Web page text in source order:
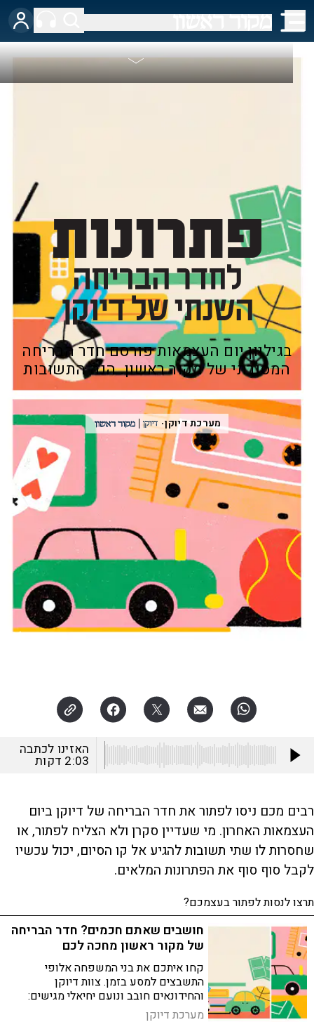
צילום:
בגיליון יום העצמאות פורסם חדר הבריחה
המסורתי של מקור ראשון. הנה התשובות
מערכת דיוקן
האזינו לכתבה
2:03 דקות
רבים מכם ניסו לפתור את חדר הבריחה של דיוקן ביום
העצמאות האחרון. מי שעדיין סקרן ולא הצליח לפתור, או
שחסרות לו שתי תשובות להגיע אל קו הסיום, יכול עכשיו
לקבל סוף סוף את הפתרונות המלאים.
תרצו לנסות לפתור בעצמכם?
חושבים שאתם חכמים? חדר הבריחה
של מקור ראשון מחכה לכם
קחו איתכם את בני המשפחה אלופי
התשבצים למסע בזמן. צוות דיוקן
והחידונאים חובב ונועם יחיאלי מגישים:
אתגר יום העצמאות במהדורת ילדות
ישראלית נוסטלגית במיוחד
מערכת דיוקן